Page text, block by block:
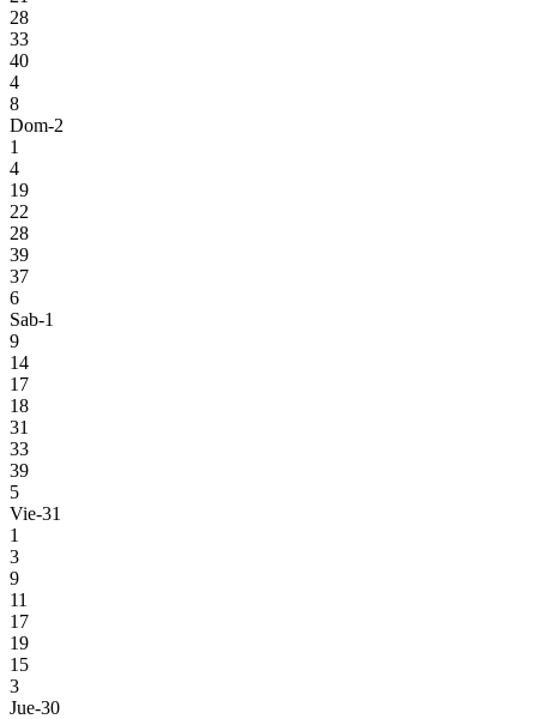
28
33
40
4
8
Dom-2
1
4
19
22
28
39
37
6
Sab-1
9
14
17
18
31
33
39
5
Vie-31
1
3
9
11
17
19
15
3
Jue-30